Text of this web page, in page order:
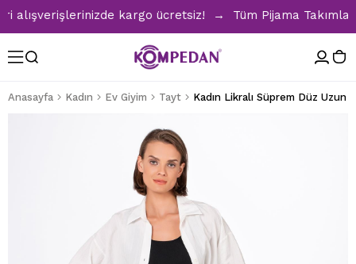
kargo ücretsiz! → Tüm Pijama
Anasayfa Kadın Ev Giyim Tayt Kadın Likralı Süprem Düz Uzun